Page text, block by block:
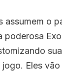
assumem o
poderosa
Eles